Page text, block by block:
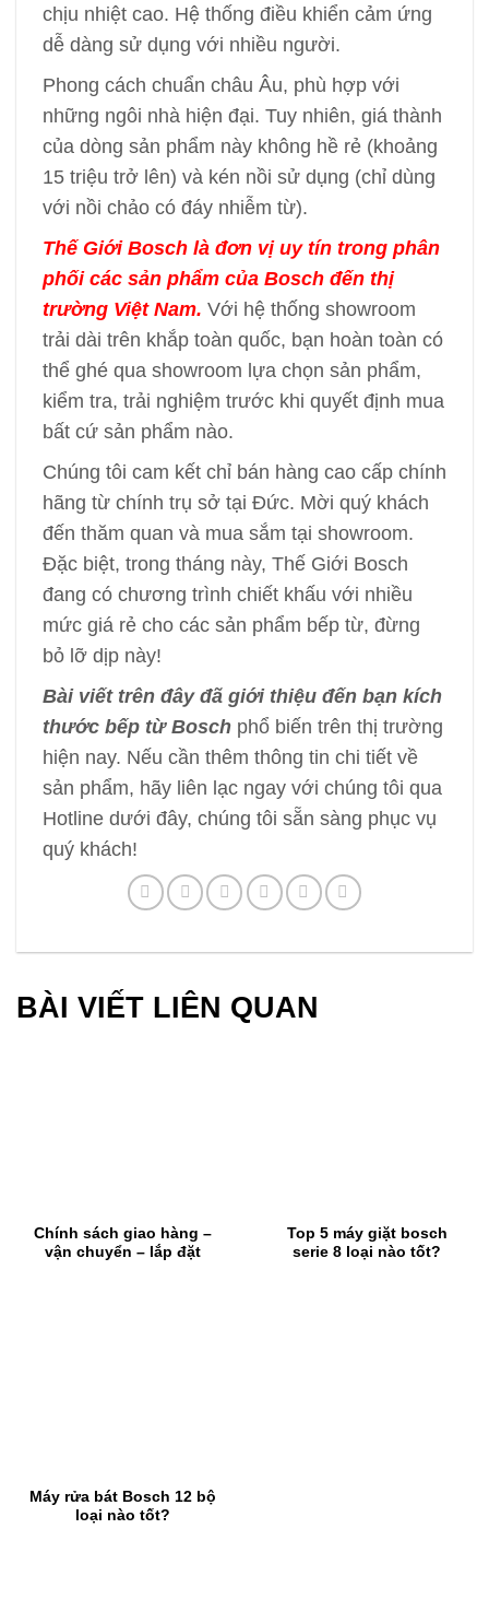
chịu nhiệt cao. Hệ thống điều khiển cảm ứng
dễ dàng sử dụng với nhiều người.
Phong cách chuẩn châu Âu, phù hợp với
những ngôi nhà hiện đại. Tuy nhiên, giá thành
của dòng sản phẩm này không hề rẻ (khoảng
15 triệu trở lên) và kén nồi sử dụng (chỉ dùng
với nồi chảo có đáy nhiễm từ).
Thế Giới Bosch là đơn vị uy tín trong phân
phối các sản phẩm của Bosch đến thị
trường Việt Nam. Với hệ thống showroom
trải dài trên khắp toàn quốc, bạn hoàn toàn có
thể ghé qua showroom lựa chọn sản phẩm,
kiểm tra, trải nghiệm trước khi quyết định mua
bất cứ sản phẩm nào.
Chúng tôi cam kết chỉ bán hàng cao cấp chính
hãng từ chính trụ sở tại Đức. Mời quý khách
đến thăm quan và mua sắm tại showroom.
Đặc biệt, trong tháng này, Thế Giới Bosch
đang có chương trình chiết khấu với nhiều
mức giá rẻ cho các sản phẩm bếp từ, đừng
bỏ lỡ dịp này!
Bài viết trên đây đã giới thiệu đến bạn kích
thước bếp từ Bosch phổ biến trên thị trường
hiện nay. Nếu cần thêm thông tin chi tiết về
sản phẩm, hãy liên lạc ngay với chúng tôi qua
Hotline dưới đây, chúng tôi sẵn sàng phục vụ
quý khách!
BÀI VIẾT LIÊN QUAN
Chính sách giao hàng –
vận chuyển – lắp đặt
Top 5 máy giặt bosch
serie 8 loại nào tốt?
Máy rửa bát Bosch 12 bộ
loại nào tốt?